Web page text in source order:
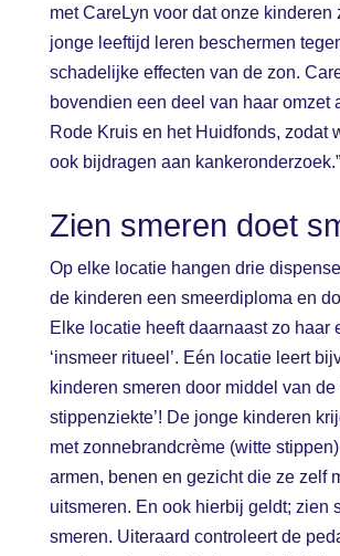
met CareLyn voor dat onze kinderen
jonge leeftijd leren beschermen
schadelijke effecten van de zon.
bovendien een deel van haar omzet
Rode Kruis en het Huidfonds, zodat
ook bijdragen aan kankeronderzoek.”
Zien smeren doet
Op elke locatie hangen drie
de kinderen een smeerdiploma en
Elke locatie heeft daarnaast zo haar
‘insmeer ritueel’. Eén locatie leert
kinderen smeren door middel van de
stippenziekte’! De jonge kinderen
met zonnebrandcrème (witte
armen, benen en gezicht die ze zelf
uitsmeren. En ook hierbij geldt; zien
smeren. Uiteraard controleert de